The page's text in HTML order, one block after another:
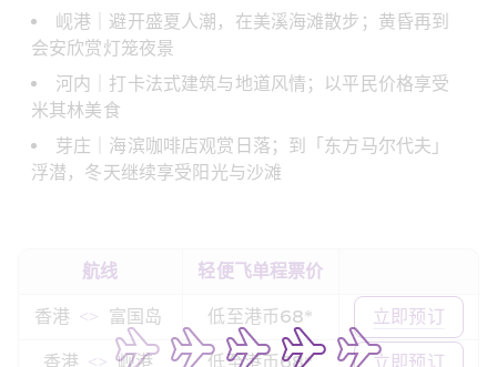
岘港｜避开盛夏人潮，在美溪海滩散步；黄昏再到
会安欣赏灯笼夜景
河内｜打卡法式建筑与地道风情；以平民价格享受
米其林美食
芽庄｜海滨咖啡店观赏日落；到「东方马尔代夫」
浮潜，冬天继续享受阳光与沙滩
航线 轻便飞单程票价
香港 <> 富国岛 低至港币68* 立即预订